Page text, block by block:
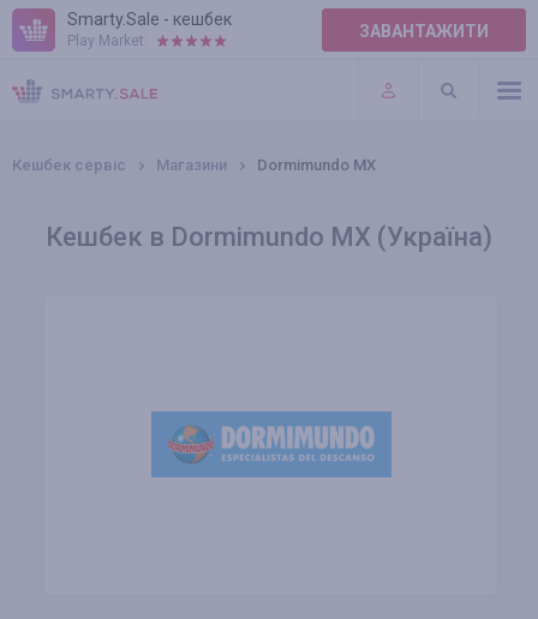
Smarty.Sale - кешбек
Play Market: ЗАВАНТАЖИТИ
ПРАВИЛА
ПЛАГІНИ
Кешбек сервіс Магазини Dormimundo MX
Кешбек в Dormimundo MX (Україна)